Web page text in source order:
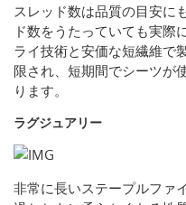
スレッド数は品質の目安に
ド数をうたっていても実
ライ技術と安価な短繊維で
限され、短期間でシーツが
ります。
ラグジュアリー
非常に長いステープルファ